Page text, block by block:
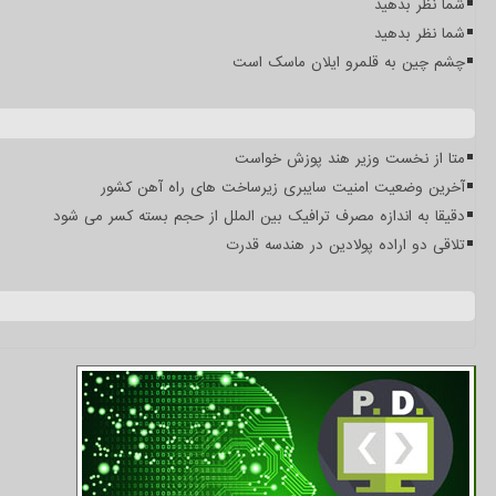
شما نظر بدهید
شما نظر بدهید
چشم چین به قلمرو ایلان ماسک است
متا از نخست وزیر هند پوزش خواست
آخرین وضعیت امنیت سایبری زیرساخت های راه آهن کشور
دقیقا به اندازه مصرف ترافیک بین الملل از حجم بسته کسر می شود
تلاقی دو اراده پولادین در هندسه قدرت